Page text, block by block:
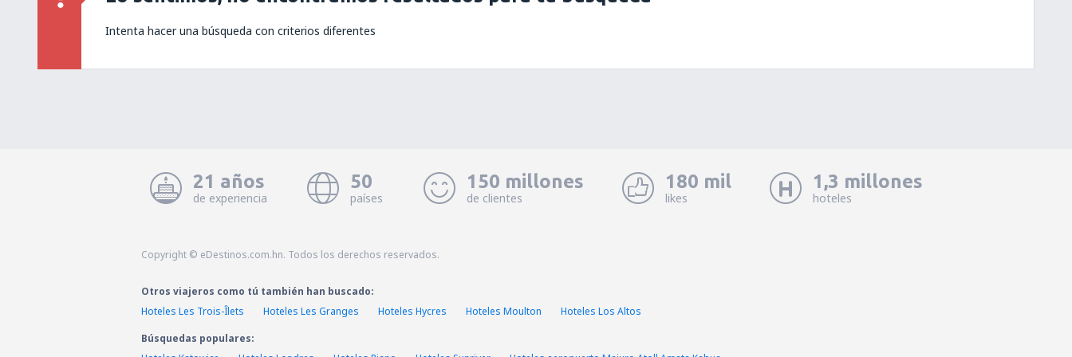
Intenta hacer una búsqueda con criterios diferentes
21 años
de experiencia
50
países
150 millones
de clientes
180 mil
likes
1,3 millones
hoteles
Copyright © eDestinos.com.hn. Todos los derechos reservados.
Otros viajeros como tú también han buscado:
Hoteles Les Trois-Îlets
Hoteles Les Granges Hoteles Hycres Hoteles Moulton
Hoteles Los Altos
Búsquedas populares: